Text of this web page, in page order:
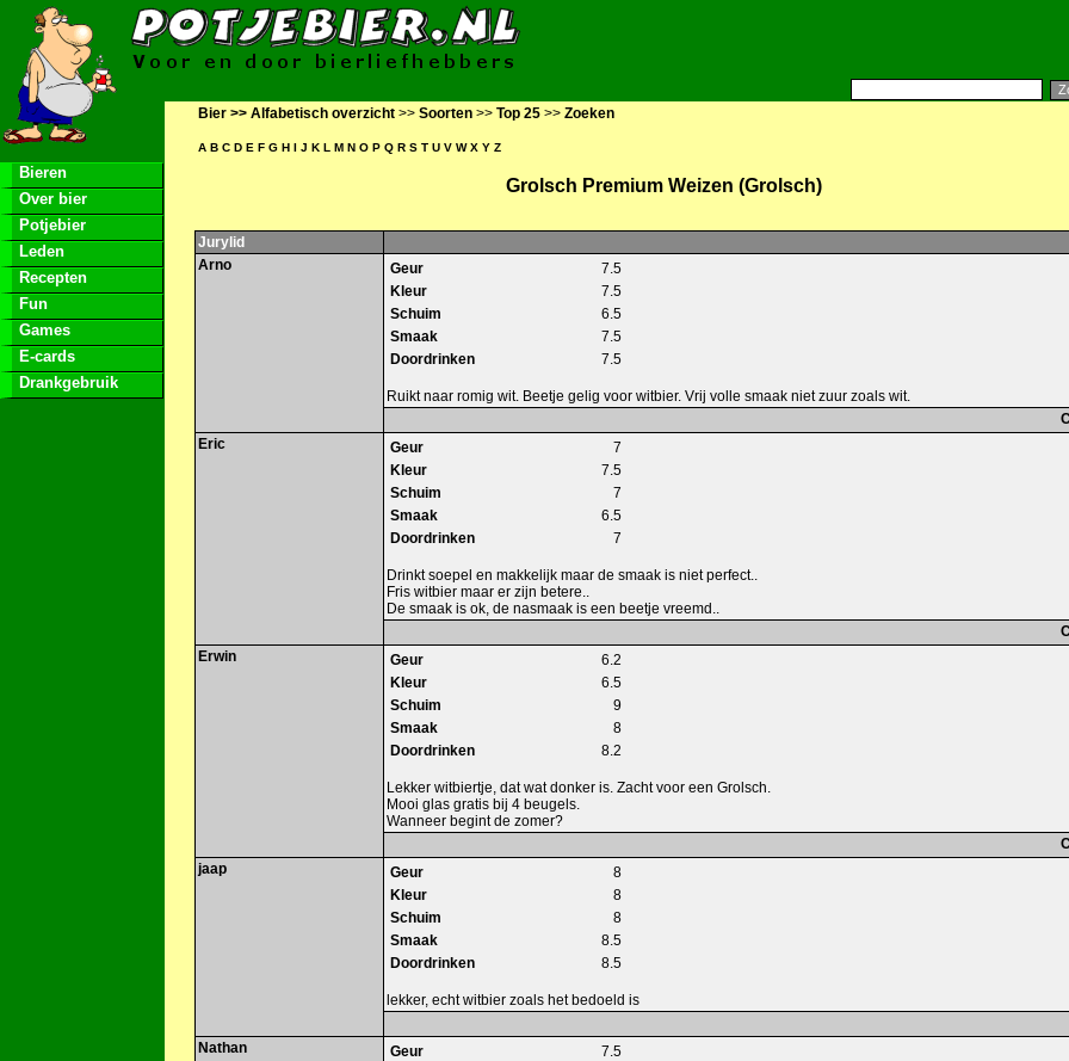
Bieren
Over bier
Potjebier
Leden
Recepten
Fun
Games
E-cards
Drankgebruik
Bier >> Alfabetisch overzicht >> Soorten >> Top 25 >> Zoeken
A B C D E F G H I J K L M N O P Q R S T U V W X Y Z
Grolsch Premium Weizen (Grolsch)
Jurylid
Arno
Geur
7.5
Kleur
7.5
Schuim
6.5
Smaak
7.5
Doordrinken
7.5
Ruikt naar romig wit. Beetje gelig voor witbier. Vrij volle smaak niet zuur zoals wit.
Eric
Geur
7
Kleur
7.5
Schuim
7
Smaak
6.5
Doordrinken
7
Drinkt soepel en makkelijk maar de smaak is niet perfect..
Fris witbier maar er zijn betere..
De smaak is ok, de nasmaak is een beetje vreemd..
Erwin
Geur
6.2
Kleur
6.5
Schuim
9
Smaak
8
Doordrinken
8.2
Lekker witbiertje, dat wat donker is. Zacht voor een Grolsch.
Mooi glas gratis bij 4 beugels.
Wanneer begint de zomer?
jaap
Geur
8
Kleur
8
Schuim
8
Smaak
8.5
Doordrinken
8.5
lekker, echt witbier zoals het bedoeld is
Nathan
Geur
7.5